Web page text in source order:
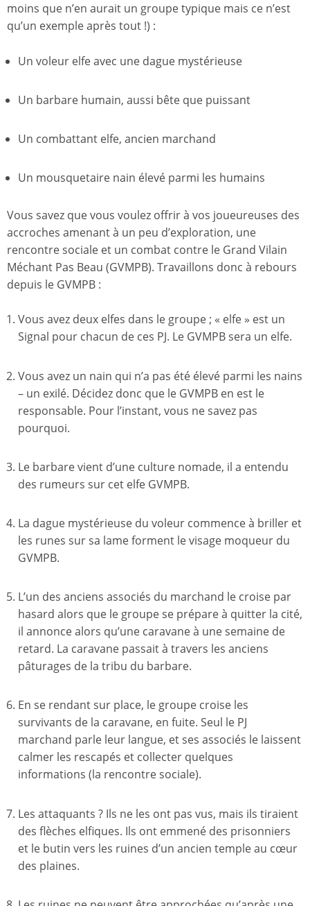
moins que n’en aurait un groupe typique mais ce n’est
qu’un exemple après tout !) :
Un voleur elfe avec une dague mystérieuse
Un barbare humain, aussi bête que puissant
Un combattant elfe, ancien marchand
Un mousquetaire nain élevé parmi les humains
Vous savez que vous voulez offrir à vos joueureuses des
accroches amenant à un peu d’exploration, une
rencontre sociale et un combat contre le Grand Vilain
Méchant Pas Beau (GVMPB). Travaillons donc à rebours
depuis le GVMPB :
Vous avez deux elfes dans le groupe ; « elfe » est un
Signal pour chacun de ces PJ. Le GVMPB sera un elfe.
Vous avez un nain qui n’a pas été élevé parmi les nains
– un exilé. Décidez donc que le GVMPB en est le
responsable. Pour l’instant, vous ne savez pas
pourquoi.
Le barbare vient d’une culture nomade, il a entendu
des rumeurs sur cet elfe GVMPB.
La dague mystérieuse du voleur commence à briller et
les runes sur sa lame forment le visage moqueur du
GVMPB.
L’un des anciens associés du marchand le croise par
hasard alors que le groupe se prépare à quitter la cité,
il annonce alors qu’une caravane à une semaine de
retard. La caravane passait à travers les anciens
pâturages de la tribu du barbare.
En se rendant sur place, le groupe croise les
survivants de la caravane, en fuite. Seul le PJ
marchand parle leur langue, et ses associés le laissent
calmer les rescapés et collecter quelques
informations (la rencontre sociale).
Les attaquants ? Ils ne les ont pas vus, mais ils tiraient
des flèches elfiques. Ils ont emmené des prisonniers
et le butin vers les ruines d’un ancien temple au cœur
des plaines.